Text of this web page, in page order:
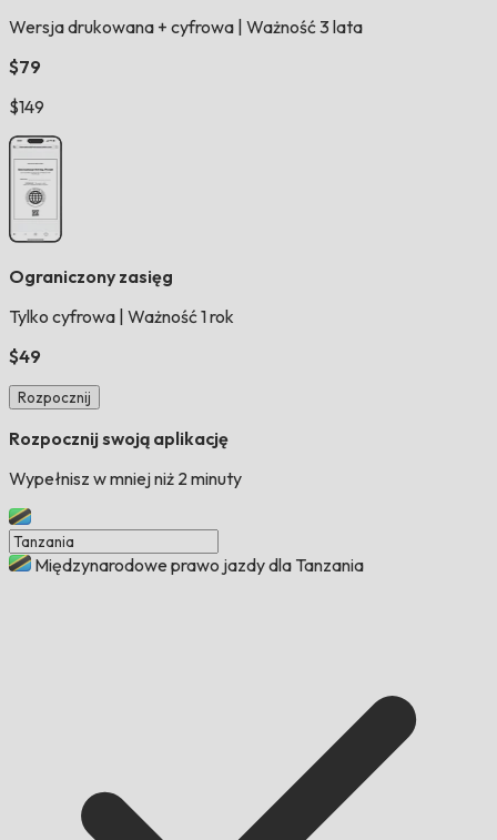
Wersja drukowana + cyfrowa Ważność 3 lata
$79
$149
Ograniczony zasięg
Tylko cyfrowa Ważność 1 rok
$49
Rozpocznij
Rozpocznij swoją aplikację
Wypełnisz w mniej niż 2 minuty
Międzynarodowe prawo jazdy dla Tanzania